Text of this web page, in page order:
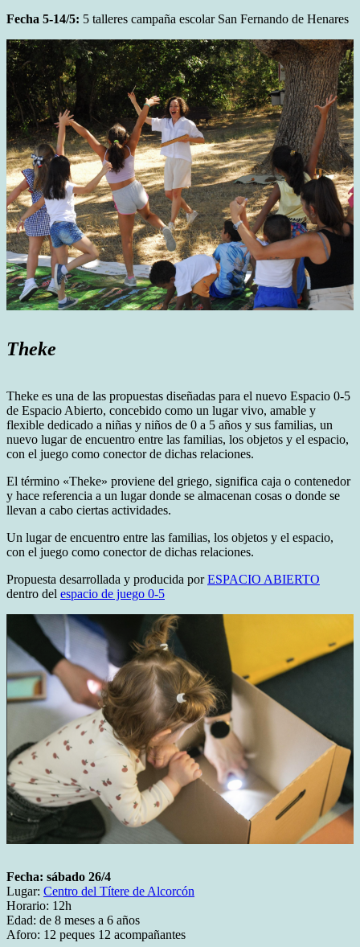
Fecha 5-14/5: 5 talleres campaña escolar San Fernando de Henares
Theke
Theke es una de las propuestas diseñadas para el nuevo Espacio 0-5
de Espacio Abierto, concebido como un lugar vivo, amable y
flexible dedicado a niñas y niños de 0 a 5 años y sus familias, un
nuevo lugar de encuentro entre las familias, los objetos y el espacio,
con el juego como conector de dichas relaciones.
El término «Theke» proviene del griego, significa caja o contenedor
y hace referencia a un lugar donde se almacenan cosas o donde se
llevan a cabo ciertas actividades.
Un lugar de encuentro entre las familias, los objetos y el espacio,
con el juego como conector de dichas relaciones.
Propuesta desarrollada y producida porESPACIO ABIERTO
dentro del espacio de juego 0-5
Fecha: sábado 26/4
Lugar: Centro del Títere de Alcorcón
Horario: 12h
Edad: de 8 meses a 6 años
Aforo: 12 peques 12 acompañantes